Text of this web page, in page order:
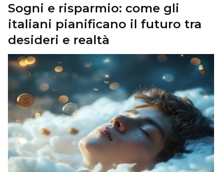
Sogni e risparmio: come gli
italiani pianificano il futuro tra
desideri e realtà